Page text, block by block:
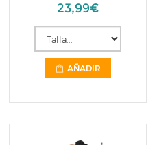
23,99€
AÑADIR